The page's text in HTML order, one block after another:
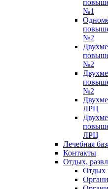
№1
№2
№2
№2
ЛРЦ
ЛРЦ
Лечебная
Контакты
Отдых,
Отдых